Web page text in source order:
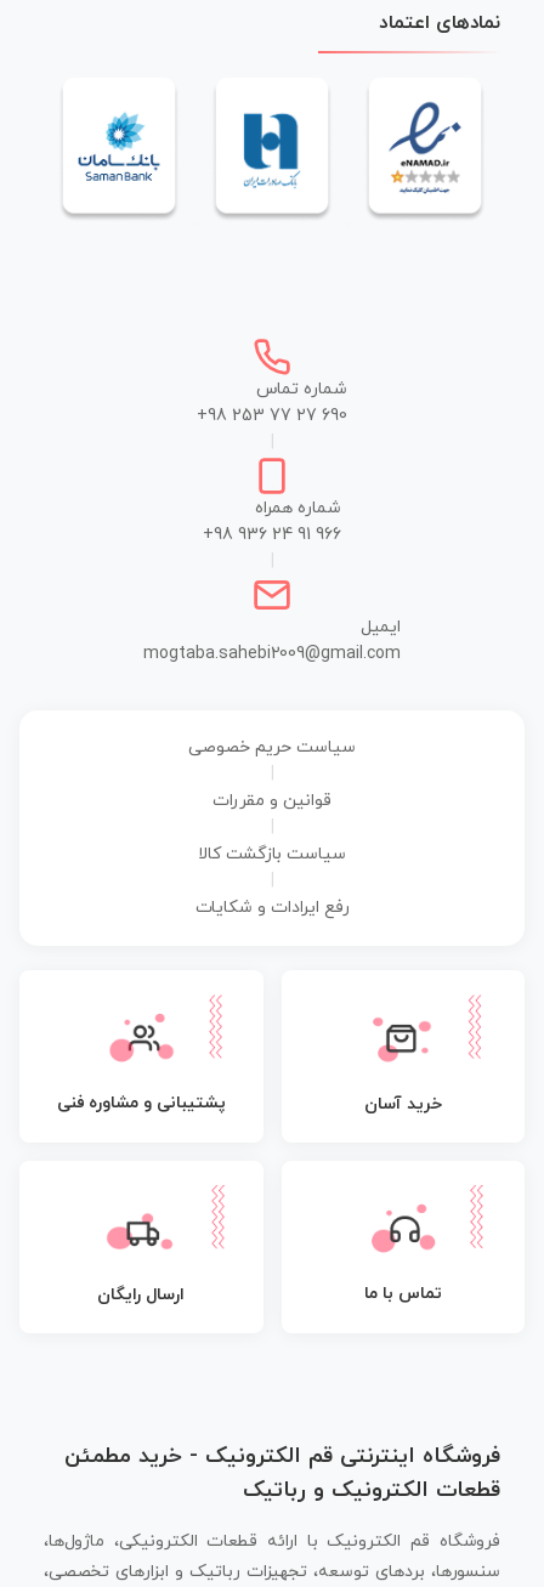
نمادهای اعتماد
شماره تماس
+98 253 77 27 690
شماره همراه
+98 936 24 91 966
ایمیل
mogtaba.sahebi2009@gmail.com
سیاست حریم خصوصی
قوانین و مقررات
سیاست بازگشت کالا
رفع ایرادات و شکایات
خرید آسان پشتیبانی و مشاوره فنی
تماس با ما ارسال رایگان
فروشگاه اینترنتی قم الکترونیک - خرید مطمئن
قطعات الکترونیک و رباتیک
فروشگاه قم الکترونیک با ارائه قطعات الکترونیکی، ماژول‌ها،
سنسورها، بردهای توسعه، تجهیزات رباتیک و ابزارهای تخصصی،